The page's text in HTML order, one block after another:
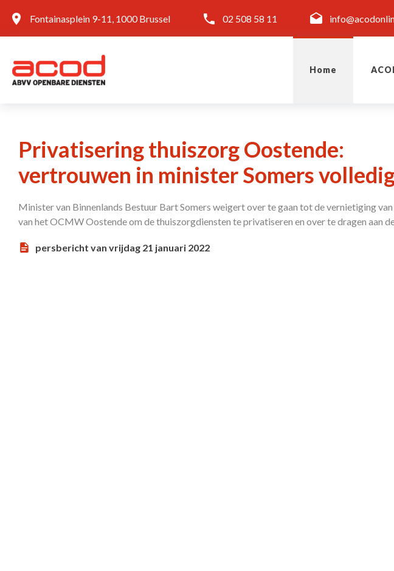
Fontainasplein 9-11, 1000 Brussel 02 508 58 11
Home
Privatisering thuiszorg Oostende:
vertrouwen in minister Somers
Minister van Binnenlands Bestuur Bart Somers weigert over te gaan tot de vernietiging
van het OCMW Oostende om de thuiszorgdiensten te privatiseren en over te dragen aan
persbericht van vrijdag 21 januari 2022